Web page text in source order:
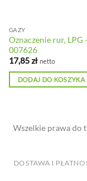
GAZY
Oznaczenie rur, LPG
007626
17,85zł netto
DODAJ DO KOSZYKA
Wszelkie prawa do
DOSTAWA I